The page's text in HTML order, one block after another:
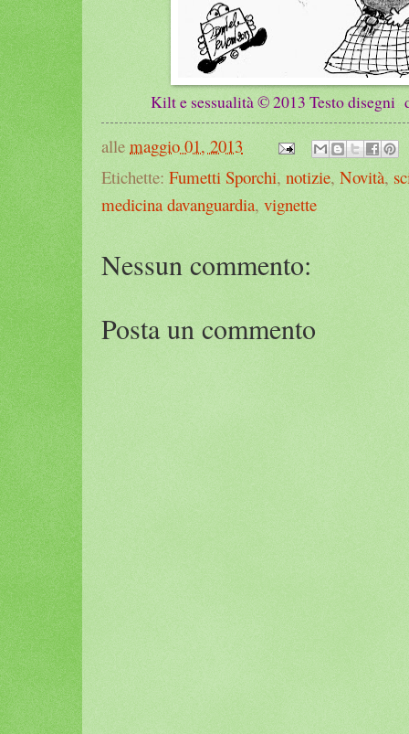
Kilt e sessualità © 2013 Testo
alle maggio 01, 2013
Etichette: Fumetti Sporchi, notizie, Novità,
medicina davanguardia, vignette
Nessun commento:
Posta un commento